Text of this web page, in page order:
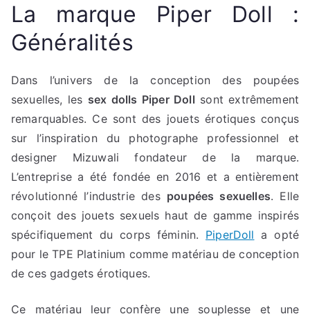
La marque Piper Doll :
Généralités
Dans l’univers de la conception des poupées
sexuelles, les sex dolls Piper Doll sont extrêmement
remarquables. Ce sont des jouets érotiques conçus
sur l’inspiration du photographe professionnel et
designer Mizuwali fondateur de la marque.
L’entreprise a été fondée en 2016 et a entièrement
révolutionné l’industrie des poupées sexuelles. Elle
conçoit des jouets sexuels haut de gamme inspirés
spécifiquement du corps féminin. PiperDoll a opté
pour le TPE Platinium comme matériau de conception
de ces gadgets érotiques.
Ce matériau leur confère une souplesse et une